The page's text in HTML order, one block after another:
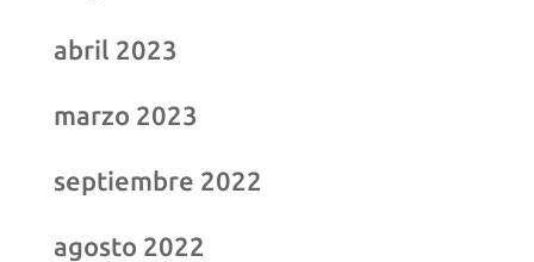
abril 2023
marzo 2023
septiembre 2022
agosto 2022